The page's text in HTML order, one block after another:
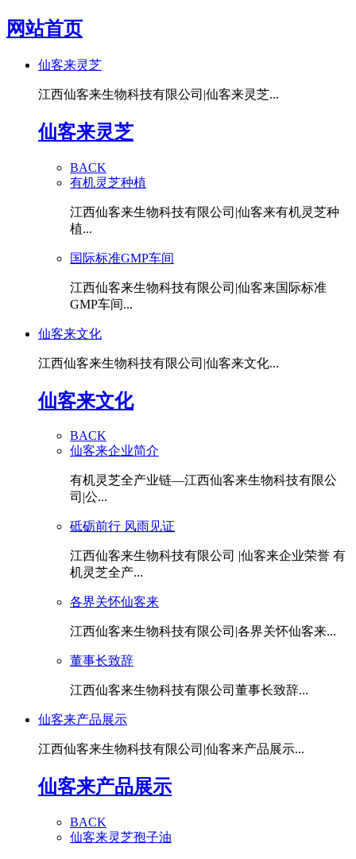
网站首页
仙客来灵芝
江西仙客来生物科技有限公司|仙客来灵芝...
仙客来灵芝
BACK
有机灵芝种植
江西仙客来生物科技有限公司|仙客来有机灵芝种
植...
国际标准GMP车间
江西仙客来生物科技有限公司|仙客来国际标准
GMP车间...
仙客来文化
江西仙客来生物科技有限公司|仙客来文化...
仙客来文化
BACK
仙客来企业简介
有机灵芝全产业链—江西仙客来生物科技有限公
司|公...
砥砺前行 风雨见证
江西仙客来生物科技有限公司 |仙客来企业荣誉 有
机灵芝全产...
各界关怀仙客来
江西仙客来生物科技有限公司|各界关怀仙客来...
董事长致辞
江西仙客来生物科技有限公司董事长致辞...
仙客来产品展示
江西仙客来生物科技有限公司|仙客来产品展示...
仙客来产品展示
BACK
仙客来灵芝孢子油